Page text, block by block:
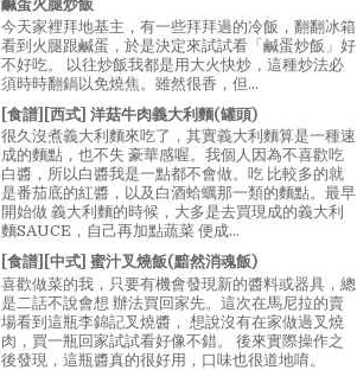
鹹蛋火腿炒飯
今天家裡拜地基主，有一些拜拜過的冷飯，翻翻冰箱
看到火腿跟鹹蛋，於是決定來試試看「鹹蛋炒飯」好
不好吃。 以往炒飯我都是用大火快炒，這種炒法必
須時時翻鍋以免燒焦。雖然很香，但...
[食譜][西式] 洋菇牛肉義大利麵(罐頭)
很久沒煮義大利麵來吃了，其實義大利麵算是一種速
成的麵點，也不失 豪華感喔。我個人因為不喜歡吃
白醬，所以白醬我是一點都不會做。吃 比較多的就
是番茄底的紅醬，以及白酒蛤蠣那一類的麵點。最早
開始做 義大利麵的時候，大多是去買現成的義大利
麵SAUCE，自己再加點蔬菜 便成...
[食譜][中式] 蜜汁叉燒飯(黯然消魂飯)
喜歡做菜的我，只要有機會發現新的醬料或器具，總
是二話不說會想 辦法買回家先。這次在馬尼拉的賣
場看到這瓶李錦記叉燒醬， 想說沒有在家做過叉燒
肉，買一瓶回家試試看好像不錯。 後來實際操作之
後發現，這瓶醬真的很好用，口味也很道地唷。